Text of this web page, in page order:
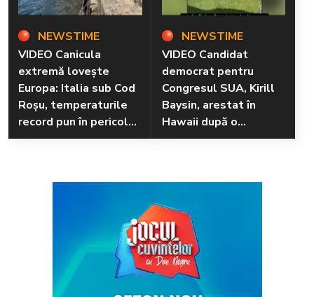
NEWSTIME
VIDEO Canicula
extremă lovește
Europa: Italia sub Cod
Roșu, temperaturile
record pun în pericol
sănătatea și mediul
NEWSTIME
VIDEO Candidat
democrat pentru
Congresul SUA, Kirill
Baysin, arestat în
Hawaii după o
altercație violentă pe